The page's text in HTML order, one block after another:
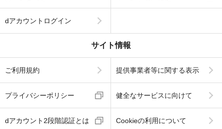
dアカウントログイン
サイト情報
ご利用規約 提供事業者等に関する表示
プライバシーポリシー 健全なサービスに向けて
dアカウント2段階認証とは Cookieの利用について